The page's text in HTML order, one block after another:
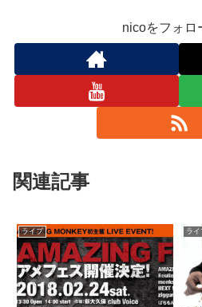
nicoをフォロ
関連記事
ライブ ライ